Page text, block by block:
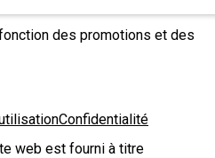
des promotions et des
Confidentialité
web est fourni à titre